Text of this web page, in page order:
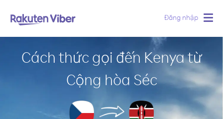
Đăng nhập
Cách thức gọi đến Kenya từ
Cộng hòa Séc